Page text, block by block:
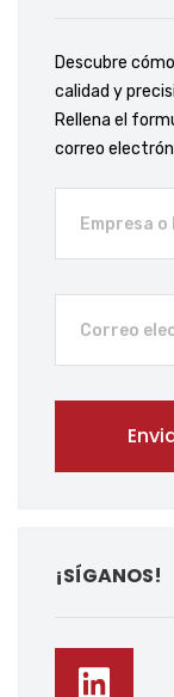
Descubre
calidad y
Rellena el
correo
¡SÍGANOS!